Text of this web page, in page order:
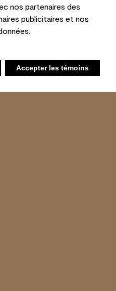
nos partenaires des
publicitaires et nos
Accepter les témoins
Liste d’achats